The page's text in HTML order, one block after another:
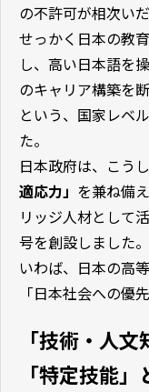
の不許可が相次いだ
せっかく日本の教
し、高い日本語を
のキャリア構築を
という、国家レベ
た。
日本政府は、こう
適応力」 を兼ね備
リッジ人材として
号を創設しました。
いわば、日本の高
「日本社会への優
「技術・人
「特定技能